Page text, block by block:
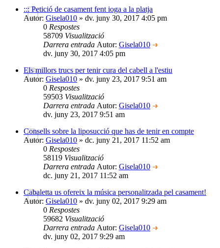
::: Petició de casament fent ioga a la platja
Autor: Gisela010 » dv. juny 30, 2017 4:05 pm
0 Respostes
58709 Visualització
Darrera entrada Autor: Gisela010
dv. juny 30, 2017 4:05 pm
Els millors trucs per tenir cura del cabell a l'estiu
Autor: Gisela010 » dv. juny 23, 2017 9:51 am
0 Respostes
59503 Visualització
Darrera entrada Autor: Gisela010
dv. juny 23, 2017 9:51 am
Consells sobre la liposucció que has de tenir en compte
Autor: Gisela010 » dc. juny 21, 2017 11:52 am
0 Respostes
58119 Visualització
Darrera entrada Autor: Gisela010
dc. juny 21, 2017 11:52 am
Cabaletta us ofereix la música personalitzada pel casament!
Autor: Gisela010 » dv. juny 02, 2017 9:29 am
0 Respostes
59682 Visualització
Darrera entrada Autor: Gisela010
dv. juny 02, 2017 9:29 am